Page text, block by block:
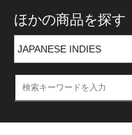
ほかの商品を探す